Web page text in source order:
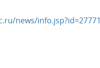
news/info.jsp?id=27771